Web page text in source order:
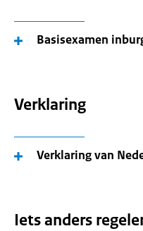
Basisexamen
Verklaring
Verklaring van
Iets anders